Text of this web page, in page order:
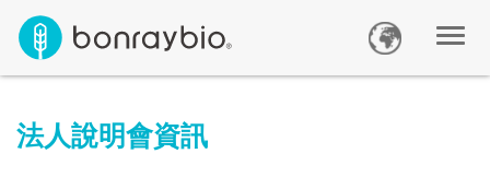
法人說明會資訊